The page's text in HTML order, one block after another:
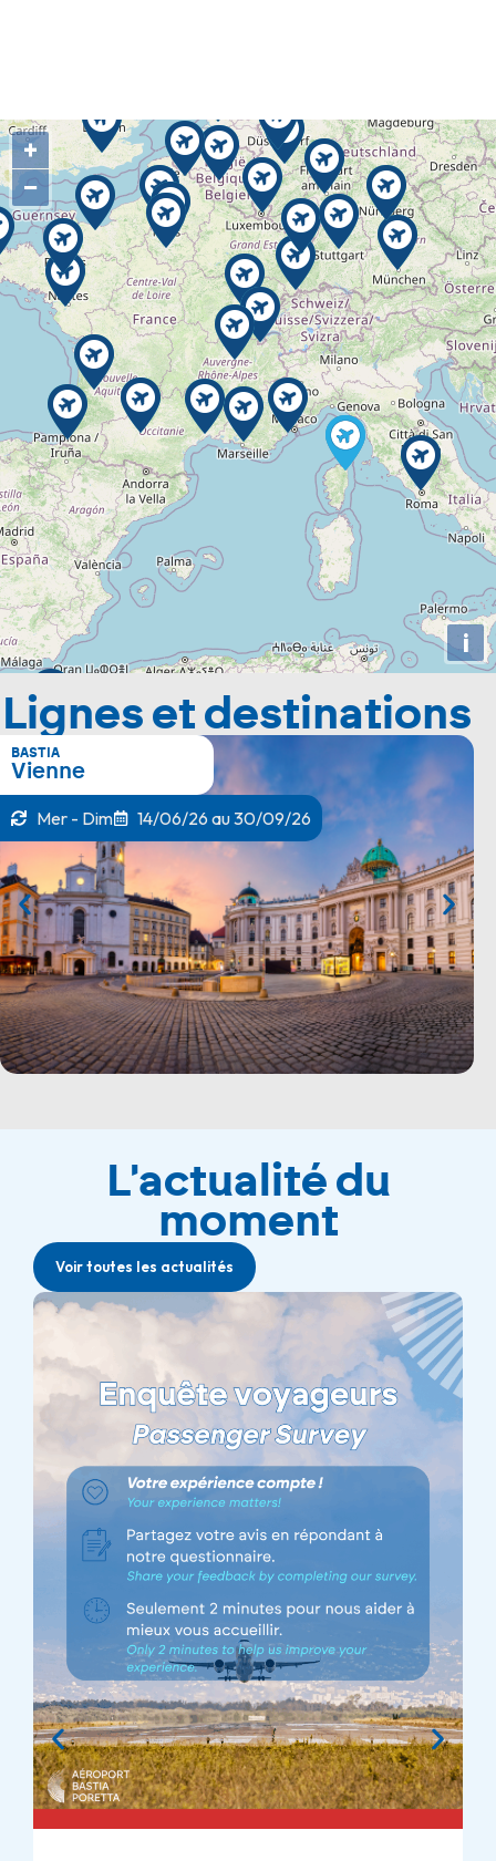
+
−
i
Lignes et destinations
BASTIA
Vienne
Mer - Dim 14/06/26 au 30/09/26
L'actualité du
moment
Voir toutes les actualités